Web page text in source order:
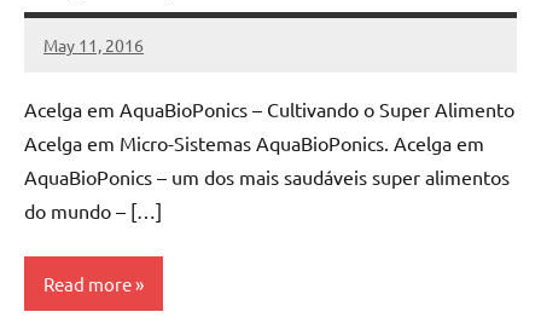
May 11, 2016
MyBelo
No
Acelga em AquaBioPonics – Cultivando o Super Alimento
Acelga em Micro-Sistemas AquaBioPonics. Acelga em
AquaBioPonics – um dos mais saudáveis super alimentos
do mundo – […]
Read more